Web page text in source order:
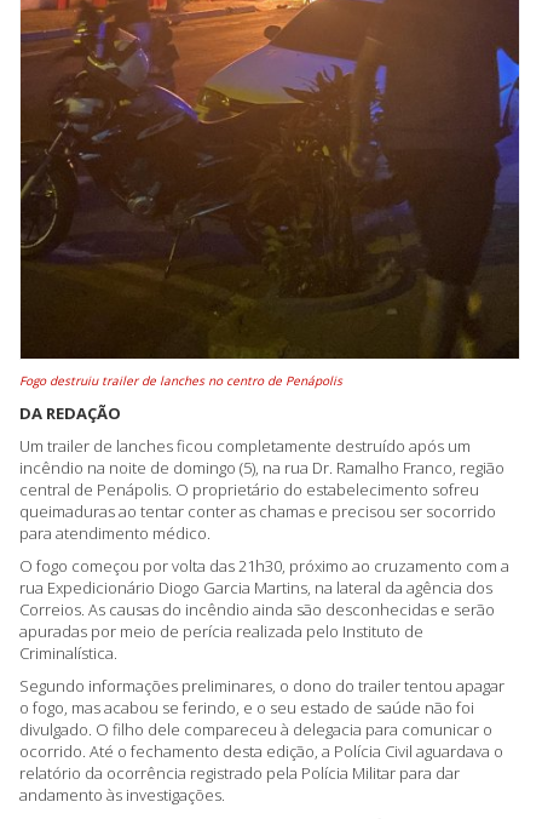
Fogo destruiu trailer de lanches no centro de Penápolis
DA REDAÇÃO
Um trailer de lanches ficou completamente destruído após um
incêndio na noite de domingo (5), na rua Dr. Ramalho Franco, região
central de Penápolis. O proprietário do estabelecimento sofreu
queimaduras ao tentar conter as chamas e precisou ser socorrido
para atendimento médico.
O fogo começou por volta das 21h30, próximo ao cruzamento com a
rua Expedicionário Diogo Garcia Martins, na lateral da agência dos
Correios. As causas do incêndio ainda são desconhecidas e serão
apuradas por meio de perícia realizada pelo Instituto de
Criminalística.
Segundo informações preliminares, o dono do trailer tentou apagar
o fogo, mas acabou se ferindo, e o seu estado de saúde não foi
divulgado. O filho dele compareceu à delegacia para comunicar o
ocorrido. Até o fechamento desta edição, a Polícia Civil aguardava o
relatório da ocorrência registrado pela Polícia Militar para dar
andamento às investigações.